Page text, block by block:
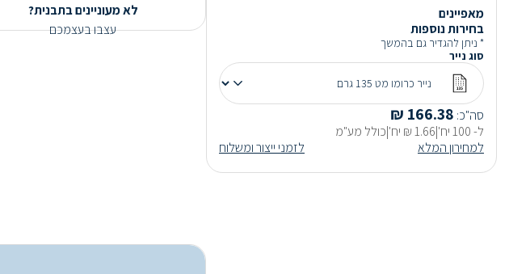
מאפיינים
בחירות נוספות
* ניתן להגדיר גם בהמשך
סוג נייר
סה"כ:
166.38
₪
ל-100יח'|
1.66
₪ יח'|כולל מע"מ
למחירון המלא
לזמני ייצור ומשלוח
לא מעוניינים בתבנית?
עצבו בעצמכם